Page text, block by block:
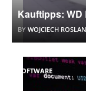
Kauftipps: WD
BY WOJCIECH
SOFTWARE